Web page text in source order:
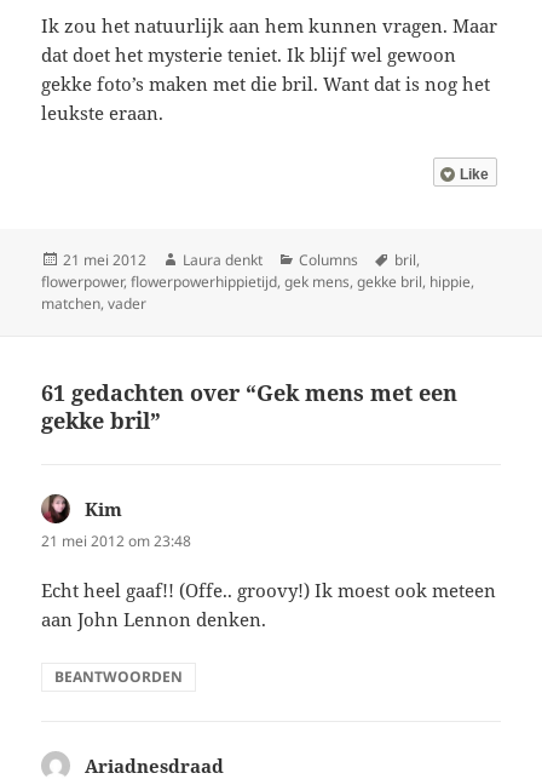
Ik zou het natuurlijk aan hem kunnen vragen. Maar
dat doet het mysterie teniet. Ik blijf wel gewoon
gekke foto’s maken met die bril. Want dat is nog het
leukste eraan.
Like
Geplaatst
op
21 mei 2012 Auteur
Laura denkt Categorieën
Columns Tags
bril,
flowerpower,flowerpowerhippietijd,gek mens,gekke bril, hippie,
matchen,vader
61 gedachten over “Gek mens met een
gekke bril”
Kim
21 mei 2012 om 23:48
Echt heel gaaf!! (Offe.. groovy!) Ik moest ook meteen
aan John Lennon denken.
BEANTWOORDEN
Ariadnesdraad